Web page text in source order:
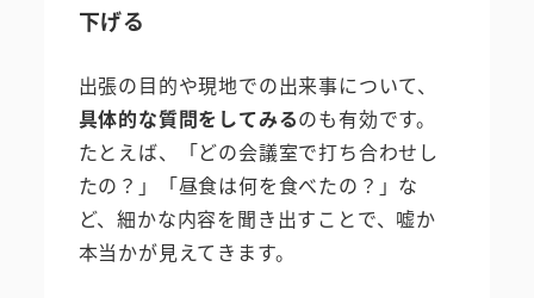
下げる
出張の目的や現地での出来事について、
具体的な質問をしてみるのも有効です。
たとえば、「どの会議室で打ち合わせし
たの？」「昼食は何を食べたの？」な
ど、細かな内容を聞き出すことで、嘘か
本当かが見えてきます。